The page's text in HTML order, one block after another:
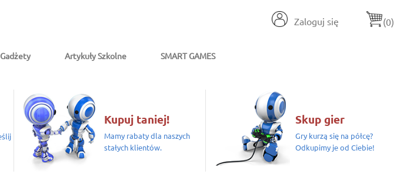
Zaloguj się (0)
Gadżety Artykuły Szkolne SMART GAMES
Kupuj taniej!
Mamy rabaty dla naszych
stałych klientów.
Skup gier
Gry kurzą się na półcę?
Odkupimy je od Ciebie!